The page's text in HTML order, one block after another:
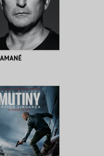
TEATRO DE
ALCOBAÇA
MAIS INFO
COMPRAR